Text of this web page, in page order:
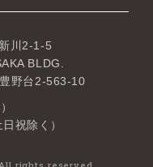
川2-1-5
BLDG.
野台2-563-10
祝除く）